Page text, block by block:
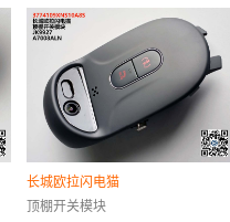
长城欧拉闪电猫
顶棚开关模块